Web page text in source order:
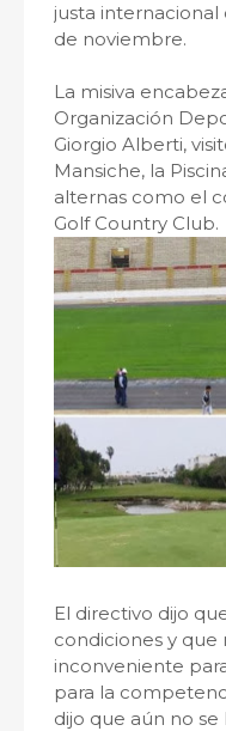
justa internacional
de noviembre.
La misiva
Organización
Giorgio Alberti,
Mansiche, la
alternas como el
Golf Country Club.
El directivo dijo
condiciones y que
inconveniente
para la
dijo que aún no